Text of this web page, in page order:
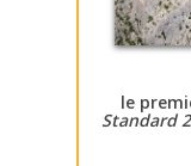
le
Standard 2